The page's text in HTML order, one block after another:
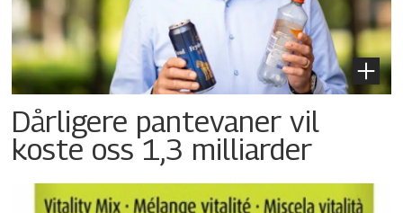
Dårligere pantevaner vil
koste oss 1,3 milliarder